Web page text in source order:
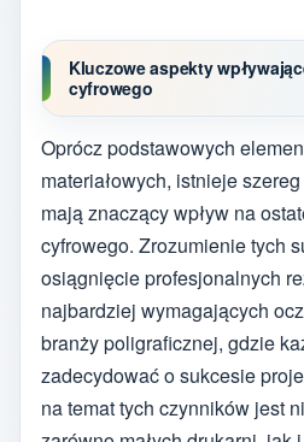
Kluczowe aspekty
cyfrowego
Oprócz podstawowych
materiałowych, istnieje
mają znaczący wpływ na
cyfrowego. Zrozumienie tych
osiągnięcie profesjonalnych
najbardziej wymagających
branży poligraficznej, gdzie
zadecydować o sukcesie
na temat tych czynników jest